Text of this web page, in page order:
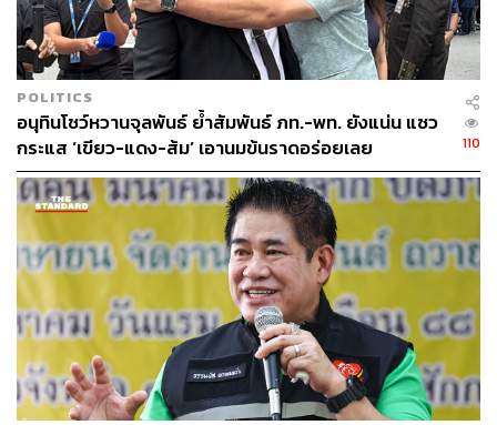
POLITICS
อนุทินโชว์หวานจุลพันธ์ ย้ำสัมพันธ์ ภท.-พท. ยังแน่น แซว
กระแส ‘เขียว-แดง-ส้ม’ เอานมข้นราดอร่อยเลย
110